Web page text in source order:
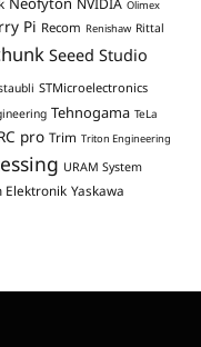
NVIDIA Olimex
Pi Recom Renishaw Rittal
Seeed Studio
STMicroelectronics
Tehnogama TeLa
pro Trim Triton Engineering
URAM System
Elektronik Yaskawa